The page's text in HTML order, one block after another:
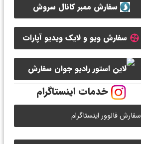
سفارش ممبر کانال سروش
سفارش ویو و لایک ویدیو آپارات
سفارش
لایک رادیو جوان
خدمات اینستاگرام
سفارش فالوور اینستاگرام